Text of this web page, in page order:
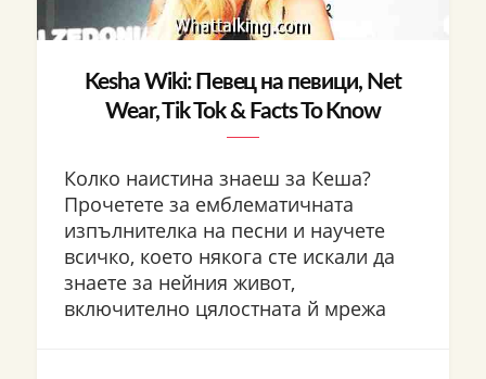
Kesha Wiki: Певец на певици, Net
Wear, Tik Tok & Facts To Know
Колко наистина знаеш за Кеша?
Прочетете за емблематичната
изпълнителка на песни и научете
всичко, което някога сте искали да
знаете за нейния живот,
включително цялостната й мрежа